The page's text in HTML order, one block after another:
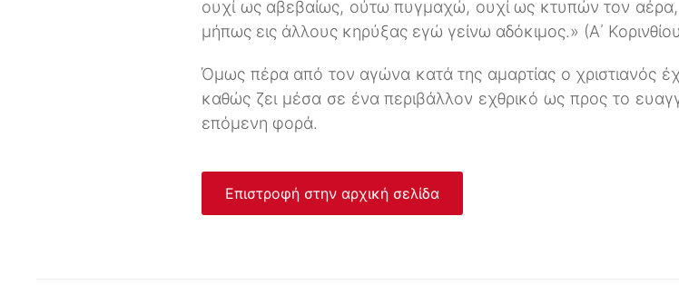
ουχί ως αβεβαίως, ούτω πυγμαχώ, ουχί ως κτυπών τον
μήπως εις άλλους κηρύξας εγώ γείνω αδόκιμος.» (Α΄
Όμως πέρα από τον αγώνα κατά της αμαρτίας ο χριστιανός
καθώς ζει μέσα σε ένα περιβάλλον εχθρικό ως προς το
επόμενη φορά.
Επιστροφή στην αρχική σελίδα